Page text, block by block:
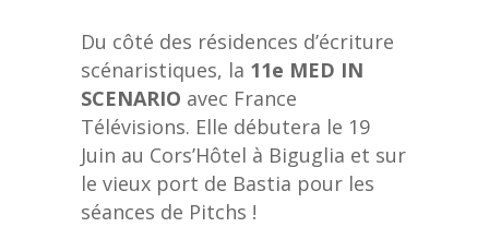
Du côté des résidences d’écriture
scénaristiques, la 11e MED IN
SCENARIO avec France
Télévisions. Elle débutera le 19
Juin au Cors’Hôtel à Biguglia et sur
le vieux port de Bastia pour les
séances de Pitchs !